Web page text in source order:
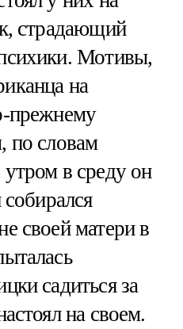
страдающий
Мотивы,
на
прежнему
по словам
в среду он
своей матери в
садиться за
на своем.